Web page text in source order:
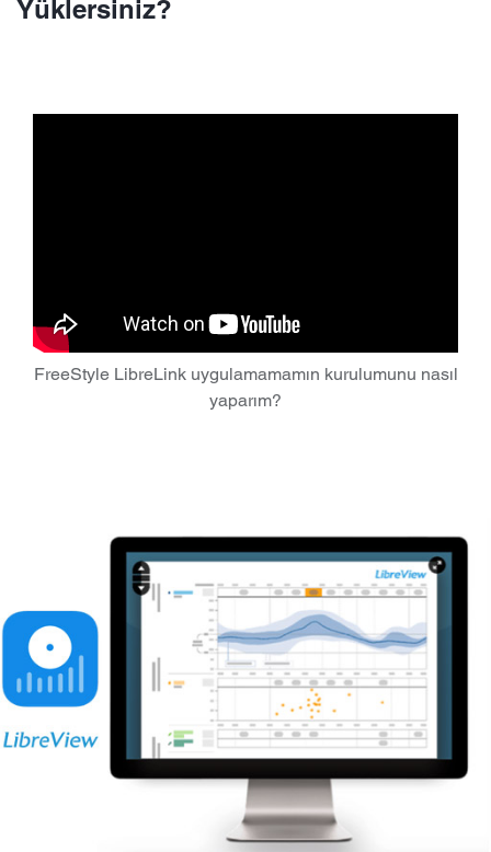
Yüklersiniz?
FreeStyle LibreLink uygulamamamın kurulumunu nasıl
yaparım?